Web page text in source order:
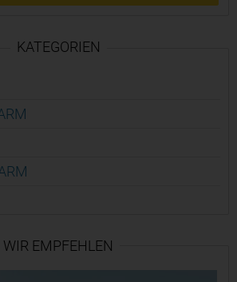
KATEGORIEN
WIR EMPFEHLEN